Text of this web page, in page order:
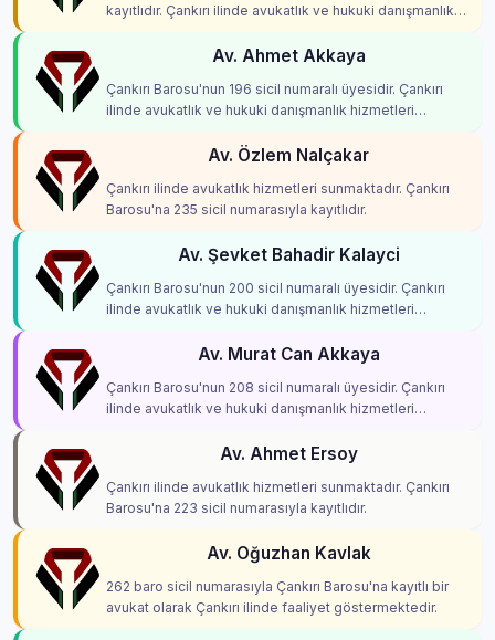
kayıtlıdır. Çankırı ilinde avukatlık ve hukuki danışmanlık
Av. Ahmet Akkaya
Çankırı Barosu'nun 196 sicil numaralı üyesidir. Çankırı
ilinde avukatlık ve hukuki danışmanlık hizmetleri
Av. Özlem Nalçakar
Çankırı ilinde avukatlık hizmetleri sunmaktadır. Çankırı
Barosu'na 235 sicil numarasıyla kayıtlıdır.
Av. Şevket Bahadir Kalayci
Çankırı Barosu'nun 200 sicil numaralı üyesidir. Çankırı
ilinde avukatlık ve hukuki danışmanlık hizmetleri
Av. Murat Can Akkaya
Çankırı Barosu'nun 208 sicil numaralı üyesidir. Çankırı
ilinde avukatlık ve hukuki danışmanlık hizmetleri
Av. Ahmet Ersoy
Çankırı ilinde avukatlık hizmetleri sunmaktadır. Çankırı
Barosu'na 223 sicil numarasıyla kayıtlıdır.
Av. Oğuzhan Kavlak
262 baro sicil numarasıyla Çankırı Barosu'na kayıtlı bir
avukat olarak Çankırı ilinde faaliyet göstermektedir.